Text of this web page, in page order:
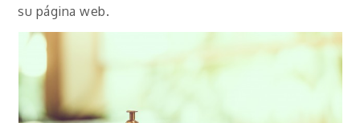
su página web.